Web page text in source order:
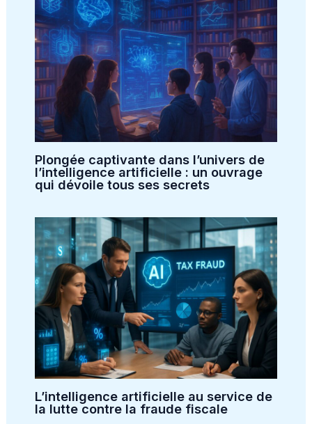
Plongée captivante dans l’univers de
l’intelligence artificielle : un ouvrage
qui dévoile tous ses secrets
L’intelligence artificielle au service de
la lutte contre la fraude fiscale